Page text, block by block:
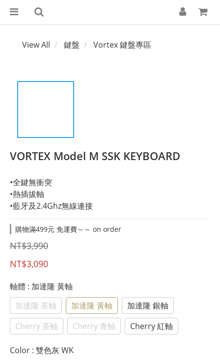
View All 鍵盤 Vortex 鍵盤專區
VORTEX Model M SSK KEYBOARD
•全鍵無衝突
•熱插拔軸
•藍牙及2.4Ghz無線連接
購物滿499元 免運費～～ on order
NT$3,990
NT$3,090
軸體 : 加達隆 黃軸
加達隆 茶軸
加達隆 黃軸
加達隆 銀軸
Cherry 茶軸
Cherry 青軸 Cherry 紅軸
Color : 雙色灰 WK